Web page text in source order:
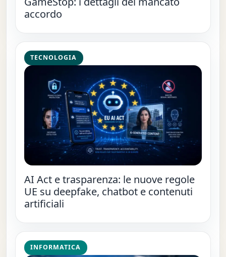
accordo
TECNOLOGIA
AI Act e trasparenza: le nuove regole
UE su deepfake, chatbot e contenuti
artificiali
INFORMATICA